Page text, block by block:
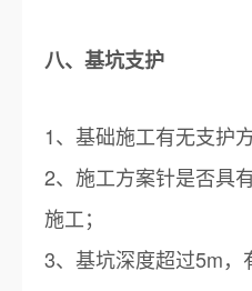
八、基坑支护
1、基础施工有无支护方
2、施工方案针是否具
施工；
3、基坑深度超过5m，